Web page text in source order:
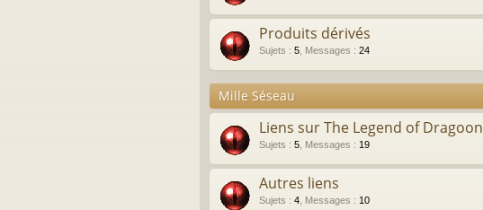
Produits dérivés
Sujets : 5 Messages : 24
Mille Séseau
Liens sur The Legend of Dragoon
Sujets : 5 Messages : 19
Autres liens
Sujets : 4 Messages : 10